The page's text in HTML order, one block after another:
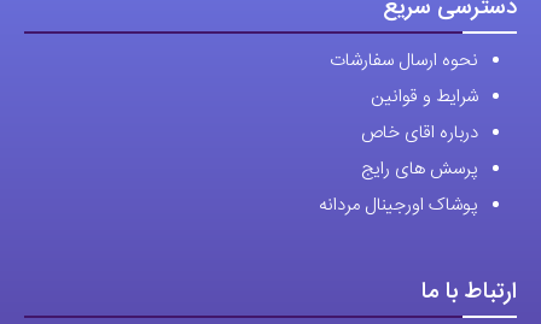
دسترسی سریع
نحوه ارسال سفارشات
شرایط و قوانین
درباره اقای خاص
پرسش های رایج
پوشاک اورجینال مردانه
ارتباط با ما